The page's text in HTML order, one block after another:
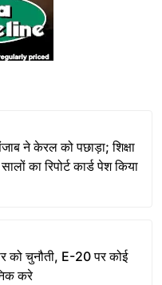
ने केरल को पछाड़ा; शिक्षा
का रिपोर्ट कार्ड पेश किया
को चुनौती, E-20 पर कोई
करे